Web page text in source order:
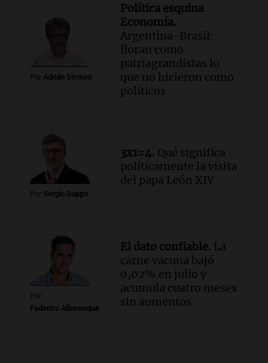
Por Adrián Simioni
Política esquina
Economía.
Argentina-Brasil:
lloran como
patriagrandistas lo
que no hicieron como
politicos
Por Sergio Suppo
3x1=4. Qué significa
políticamente la visita
del papa León XIV
Por
Federico Albarenque
El dato confiable. La
carne vacuna bajó
0,02% en julio y
acumula cuatro meses
sin aumentos